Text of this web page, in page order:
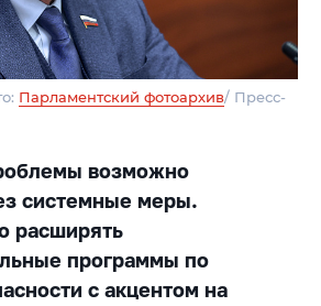
Парламентский фотоархив/ Пресс-
возможно
системные меры.
расширять
программы по
с акцентом на